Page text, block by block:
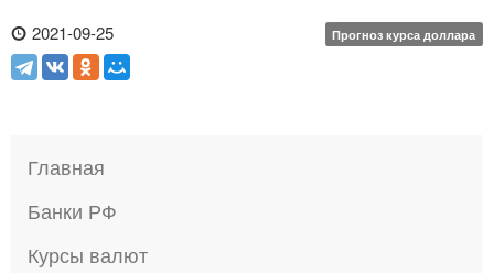
2021-09-25
Прогноз курса доллара
Главная
Банки РФ
Курсы валют